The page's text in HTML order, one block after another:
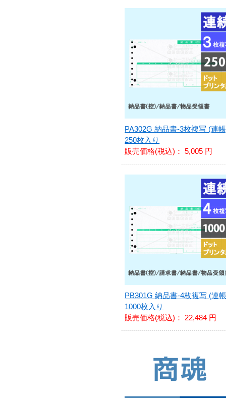
PA302G 納品書-3枚複写 (連
250枚入り
販売価格(税込)：5,005 円
PB301G 納品書-4枚複写 (連
1000枚入り
販売価格(税込)： 22,484 円